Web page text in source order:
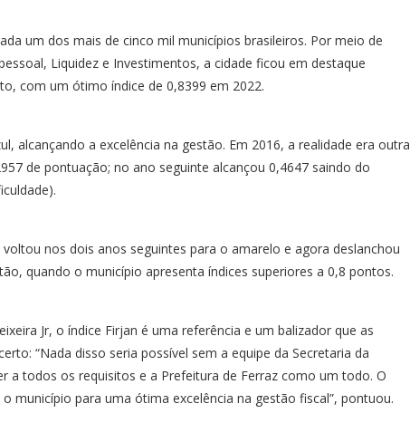
um dos mais de cinco mil municípios brasileiros. Por meio de
Liquidez e Investimentos, a cidade ficou em destaque
com um ótimo índice de 0,8399 em 2022.
alcançando a excelência na gestão. Em 2016, a realidade era outra
de pontuação; no ano seguinte alcançou 0,4647 saindo do
nos dois anos seguintes para o amarelo e agora deslanchou
quando o município apresenta índices superiores a 0,8 pontos.
Jr, o índice Firjan é uma referência e um balizador que as
“Nada disso seria possível sem a equipe da Secretaria da
a todos os requisitos e a Prefeitura de Ferraz como um todo. O
município para uma ótima excelência na gestão fiscal”, pontuou.